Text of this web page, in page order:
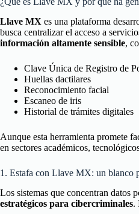
Llave MX es una plataforma
busca centralizar el acceso a
información altamente sensible,
Clave Única de Registro de
Huellas dactilares
Reconocimiento facial
Escaneo de iris
Historial de trámites digitales
Aunque esta herramienta promete
en sectores académicos,
1. Estafa con Llave MX: un blanco
Los sistemas que concentran datos
estratégicos para cibercriminales.